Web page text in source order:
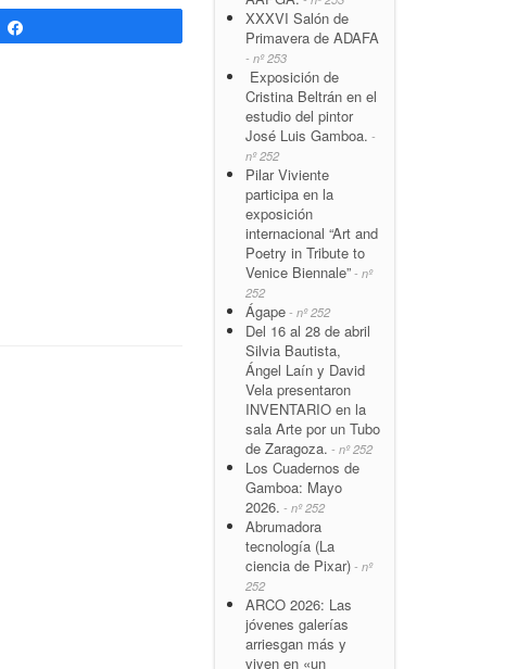
XXXVI Salón de
Primavera de ADAFA
- nº 253
Exposición de
Cristina Beltrán en el
estudio del pintor
José Luis Gamboa. -
nº 252
Pilar Viviente
participa en la
exposición
internacional “Art and
Poetry in Tribute to
Venice Biennale” - nº
252
Ágape - nº 252
Del 16 al 28 de abril
Silvia Bautista,
Ángel Laín y David
Vela presentaron
INVENTARIO en la
sala Arte por un Tubo
de Zaragoza. - nº 252
Los Cuadernos de
Gamboa: Mayo
2026. - nº 252
Abrumadora
tecnología (La
ciencia de Pixar) - nº
252
ARCO 2026: Las
jóvenes galerías
arriesgan más y
viven en «un